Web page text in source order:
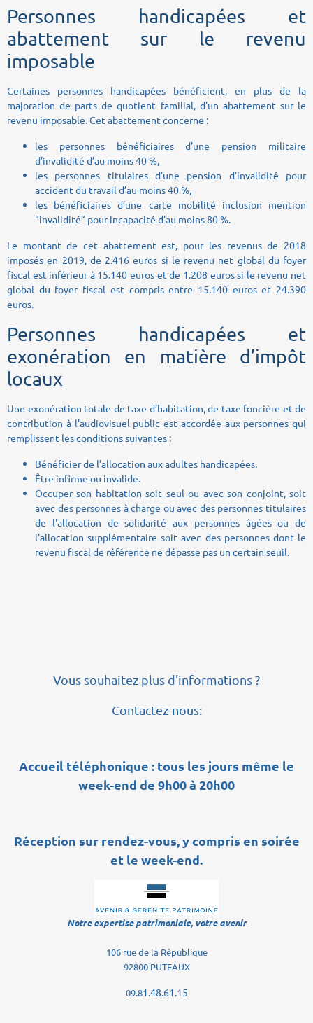
Personnes handicapées et
abattement sur le revenu
imposable
Certaines personnes handicapées bénéficient, en plus de la
majoration de parts de quotient familial, d’un abattement sur le
revenu imposable. Cet abattement concerne :
les personnes bénéficiaires d’une pension militaire
d’invalidité d’au moins 40 %,
les personnes titulaires d’une pension d’invalidité pour
accident du travail d’au moins 40 %,
les bénéficiaires d’une carte mobilité inclusion mention
“invalidité” pour incapacité d’au moins 80 %.
Le montant de cet abattement est, pour les revenus de 2018
imposés en 2019, de 2.416 euros si le revenu net global du foyer
fiscal est inférieur à 15.140 euros et de 1.208 euros si le revenu net
global du foyer fiscal est compris entre 15.140 euros et 24.390
euros.
Personnes handicapées et
exonération en matière d’impôt
locaux
Une exonération totale de taxe d’habitation, de taxe foncière et de
contribution à l’audiovisuel public est accordée aux personnes qui
remplissent les conditions suivantes :
Bénéficier de l’allocation aux adultes handicapées.
Être infirme ou invalide.
Occuper son habitation soit seul ou avec son conjoint, soit
avec des personnes à charge ou avec des personnes titulaires
de l'allocation de solidarité aux personnes âgées ou de
l'allocation supplémentaire soit avec des personnes dont le
revenu fiscal de référence ne dépasse pas un certain seuil.
Vous souhaitez plus d'informations ?
Contactez-nous:
Accueil téléphonique : tous les jours même le
week-end de 9h00 à 20h00
Réception sur rendez-vous, y compris en soirée
et le week-end.
Notre expertise patrimoniale, votre avenir
106 rue de la République
92800 PUTEAUX
09.81.48.61.15